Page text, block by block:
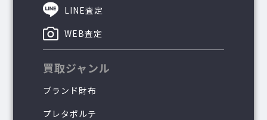
LINE査定
WEB査定
買取ジャンル
ブランド財布
プレタポルテ